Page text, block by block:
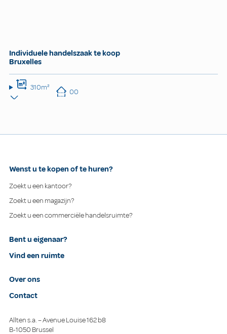
Individuele handelszaak te koop
Bruxelles
310m² 00
Wenst u te kopen of te huren?
Zoekt u een kantoor?
Zoekt u een magazijn?
Zoekt u een commerciële handelsruimte?
Bent u eigenaar?
Vind een ruimte
Over ons
Contact
Allten s.a. – Avenue Louise 162 b8
B-1050 Brussel